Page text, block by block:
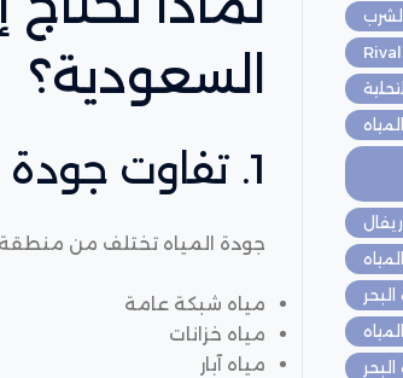
السعودية؟
1. تفاوت جودة المياه
جودة المياه تختلف من
مياه شبكة عامة
مياه خزانات
مياه آبار